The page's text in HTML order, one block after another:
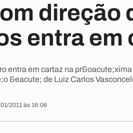
direção
entra em
entra em cartaz na
&eacute; de Luiz Carlos
2011 às 16:06